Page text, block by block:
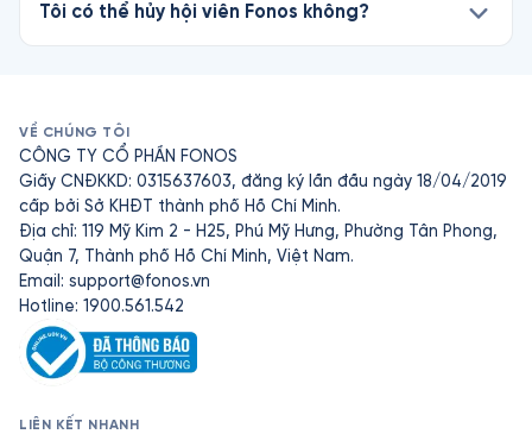
Tôi có thể hủy hội viên Fonos không?
VỀ CHÚNG TÔI
CÔNG TY CỔ PHẦN FONOS
Giấy CNĐKKD: 0315637603, đăng ký lần đầu ngày 18/04/2019
cấp bởi Sở KHĐT thành phố Hồ Chí Minh.
Địa chỉ: 119 Mỹ Kim 2 - H25, Phú Mỹ Hưng, Phường Tân Phong,
Quận 7, Thành phố Hồ Chí Minh, Việt Nam.
Email: support@fonos.vn
Hotline: 1900.561.542
LIÊN KẾT NHANH